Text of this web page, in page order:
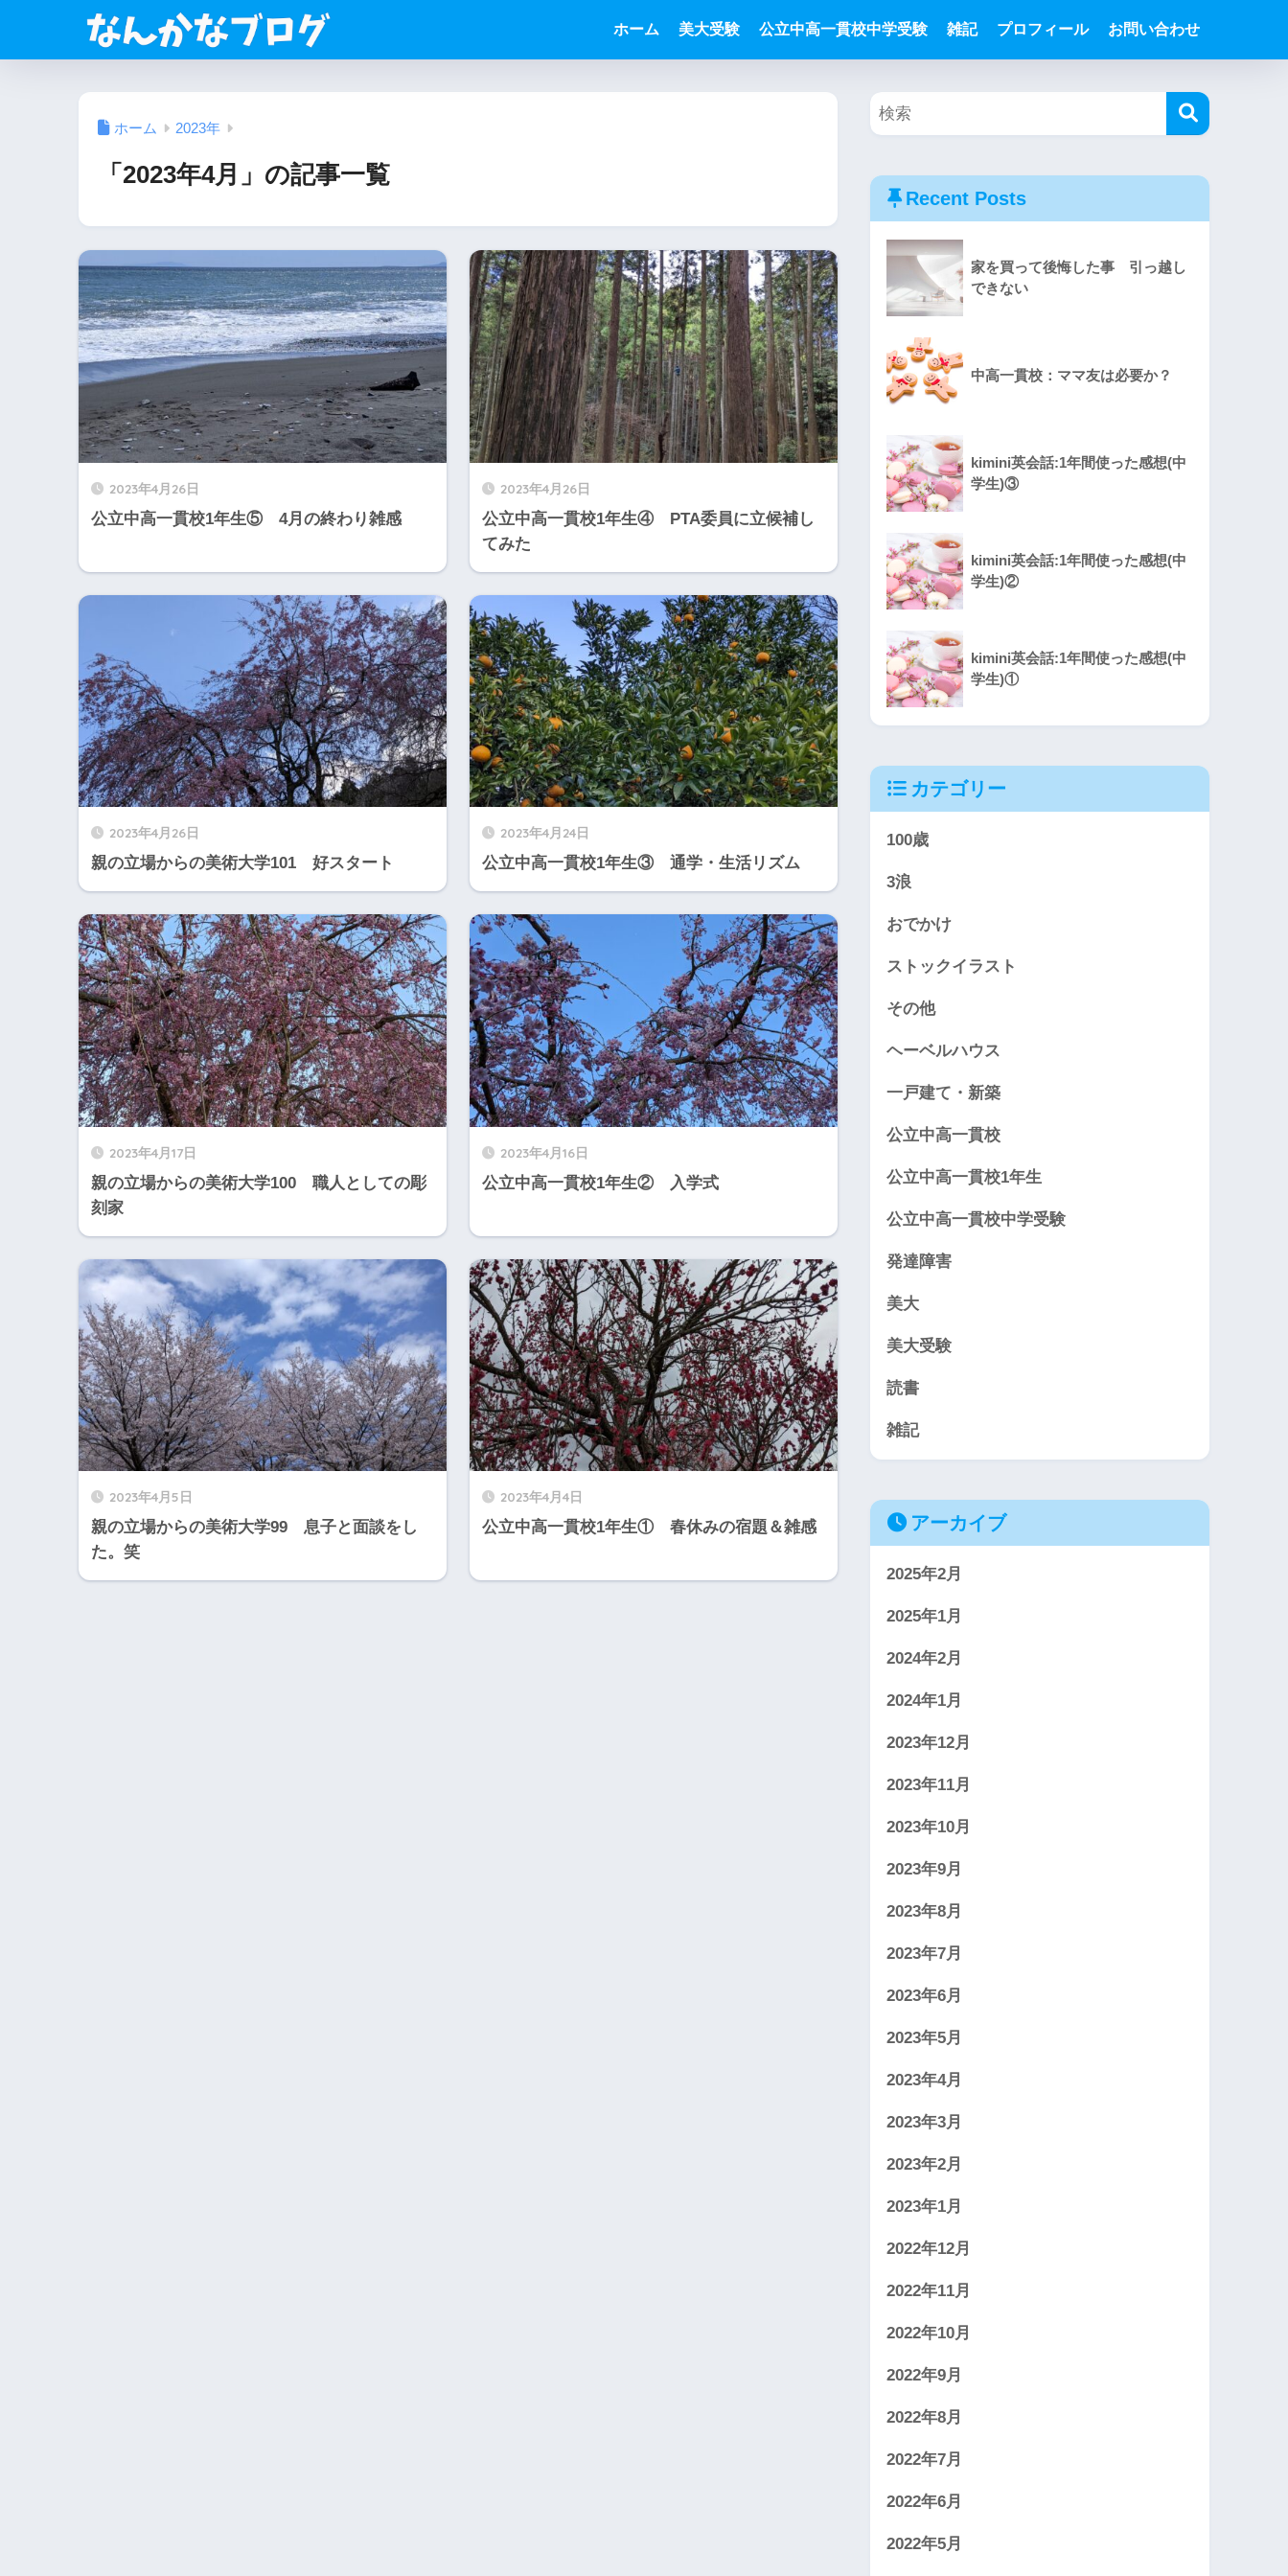
ホーム 美大受験 公立中高一貫校中学受験 雑記 プロフィール お問い合わせ
ホーム 2023年
「2023年4月」の記事一覧
2023年4月26日
公立中高一貫校1年生⑤ 4月の終わり雑感
2023年4月26日
公立中高一貫校1年生④ PTA委員に立候補し
てみた
2023年4月26日
親の立場からの美術大学101 好スタート
2023年4月24日
公立中高一貫校1年生③ 通学・生活リズム
2023年4月17日
親の立場からの美術大学100 職人としての彫
刻家
2023年4月16日
公立中高一貫校1年生② 入学式
2023年4月5日
親の立場からの美術大学99 息子と面談をし
た。笑
2023年4月4日
公立中高一貫校1年生① 春休みの宿題＆雑感
Recent Posts
家を買って後悔した事 引っ越し
できない
中高一貫校：ママ友は必要か？
kimini英会話:1年間使った感想(中
学生)③
kimini英会話:1年間使った感想(中
学生)②
kimini英会話:1年間使った感想(中
学生)①
カテゴリー
100歳
3浪
おでかけ
ストックイラスト
その他
ヘーベルハウス
一戸建て・新築
公立中高一貫校
公立中高一貫校1年生
公立中高一貫校中学受験
発達障害
美大
美大受験
読書
雑記
アーカイブ
2025年2月
2025年1月
2024年2月
2024年1月
2023年12月
2023年11月
2023年10月
2023年9月
2023年8月
2023年7月
2023年6月
2023年5月
2023年4月
2023年3月
2023年2月
2023年1月
2022年12月
2022年11月
2022年10月
2022年9月
2022年8月
2022年7月
2022年6月
2022年5月